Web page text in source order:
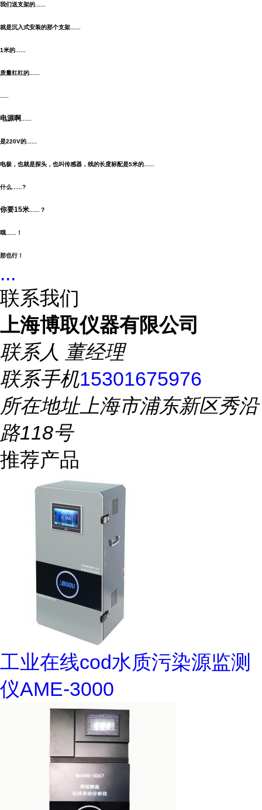
我们送支架的
就是沉入式安装的那个支架
1米的
质量杠杠的
电源啊
是220V的
电极，也就是探头，也叫传感器，线的长度标配是5米的
什么 ......?
你要15米 ......？
哦 ......！
那也行！
...
联系我们
上海博取仪器有限公司
联系人 董经理
联系手机15301675976
所在地址上海市浦东新区秀沿
路118号
推荐产品
工业在线cod水质污染源监测
仪AME-3000